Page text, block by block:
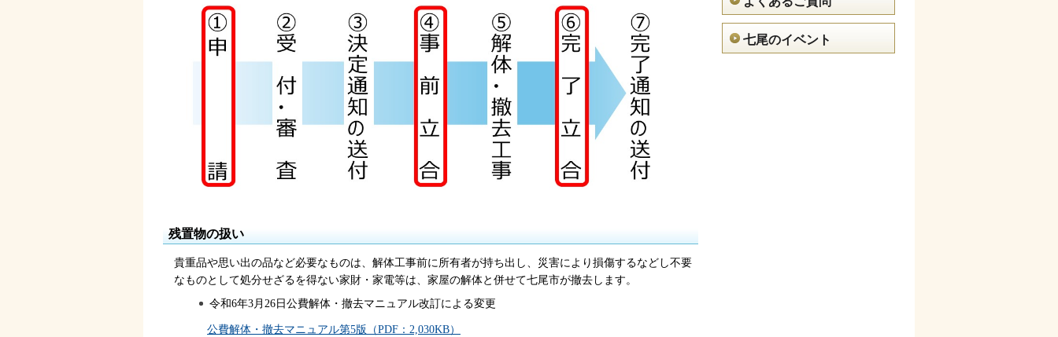
残置物の扱い
貴重品や思い出の品など必要なものは、解体工事前に所有者が持ち出し、災害により損傷するなどし不要
なものとして処分せざるを得ない家財・家電等は、家屋の解体と併せて七尾市が撤去します。
令和6年3月26日公費解体・撤去マニュアル改訂による変更
公費解体・撤去マニュアル第5版（PDF：2,030KB）
七尾のイベント